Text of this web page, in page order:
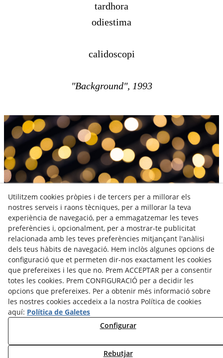
tardhora
odiestima
calidoscopi
"Background", 1993
Comparteix-ho:
Utilitzem cookies pròpies i de tercers per a millorar els
nostres serveis i raons tècniques, per a millorar la teva
experiència de navegació, per a emmagatzemar les teves
preferències i, opcionalment, per a mostrar-te publicitat
relacionada amb les teves preferències mitjançant l'anàlisi
dels teus hàbits de navegació. Hem inclòs algunes opcions de
configuració que et permeten dir-nos exactament les cookies
que prefereixes i les que no. Prem ACCEPTAR per a consentir
totes les cookies. Prem CONFIGURACIÓ per a decidir les
opcions que prefereixes. Per a obtenir més informació sobre
les nostres cookies accedeix a la nostra Política de cookies
aquí: Política de Galetes
Configurar
Rebutjar